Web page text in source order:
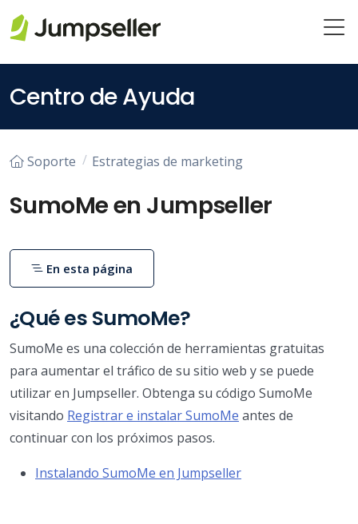
Centro de Ayuda
Soporte Estrategias de marketing
SumoMe en Jumpseller
¿Qué es SumoMe?
SumoMe es una colección de herramientas gratuitas
para aumentar el tráfico de su sitio web y se puede
utilizar en Jumpseller. Obtenga su código SumoMe
visitando Registrar e instalar SumoMe antes de
continuar con los próximos pasos.
Instalando SumoMe en Jumpseller
En esta página